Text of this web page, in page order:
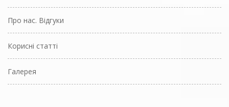
Про нас. Відгуки
Корисні статті
Галерея